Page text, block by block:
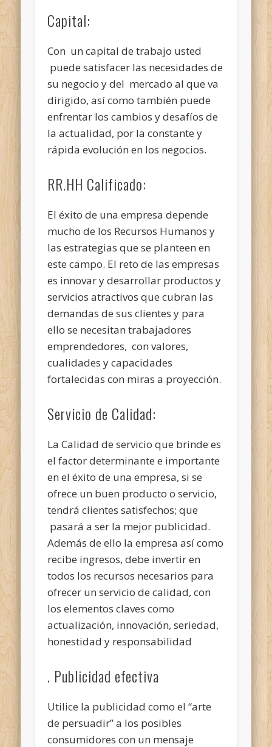
Capital:
Con un capital de trabajo usted
puede satisfacer las necesidades de
su negocio y del mercado al que va
dirigido, así como también puede
enfrentar los cambios y desafíos de
la actualidad, por la constante y
rápida evolución en los negocios.
RR.HH Calificado:
El éxito de una empresa depende
mucho de los Recursos Humanos y
las estrategias que se planteen en
este campo. El reto de las empresas
es innovar y desarrollar productos y
servicios atractivos que cubran las
demandas de sus clientes y para
ello se necesitan trabajadores
emprendedores, con valores,
cualidades y capacidades
fortalecidas con miras a proyección.
Servicio de Calidad:
La Calidad de servicio que brinde es
el factor determinante e importante
en el éxito de una empresa, si se
ofrece un buen producto o servicio,
tendrá clientes satisfechos; que
pasará a ser la mejor publicidad.
Además de ello la empresa así como
recibe ingresos, debe invertir en
todos los recursos necesarios para
ofrecer un servicio de calidad, con
los elementos claves como
actualización, innovación, seriedad,
honestidad y responsabilidad
. Publicidad efectiva
Utilice la publicidad como el “arte
de persuadir” a los posibles
consumidores con un mensaje